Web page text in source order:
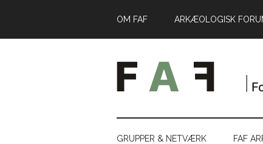
indhold
secondary
til
OM FAF ARKÆOLOGISK
GRUPPER & NETVÆRK FAF